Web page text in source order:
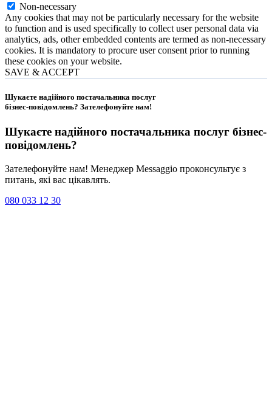
Non-necessary
Any cookies that may not be particularly necessary for the website
to function and is used specifically to collect user personal data via
analytics, ads, other embedded contents are termed as non-necessary
cookies. It is mandatory to procure user consent prior to running
these cookies on your website.
SAVE & ACCEPT
Шукаєте надійного постачальника послуг
бізнес-повідомлень? Зателефонуйте нам!
Шукаєте надійного постачальника послуг бізнес-
повідомлень?
Зателефонуйте нам! Менеджер Messaggio проконсультує з
питань, які вас цікавлять.
080 033 12 30